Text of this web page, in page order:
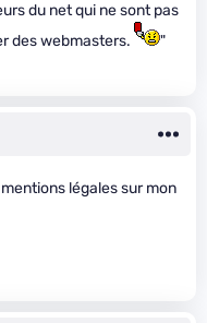
du net qui ne sont pas
des webmasters.
"
légales sur mon